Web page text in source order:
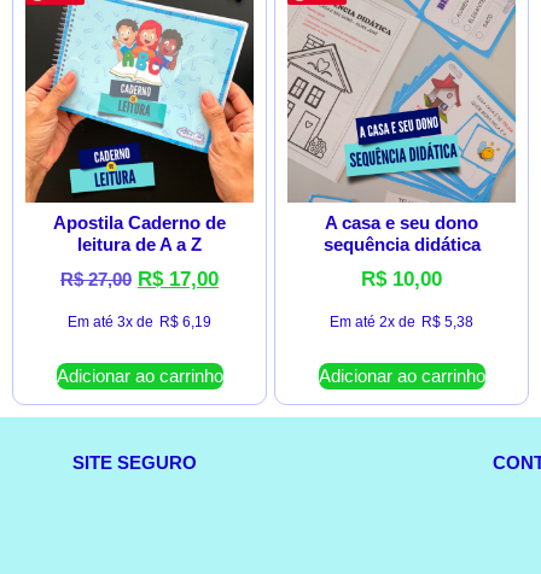
Apostila Caderno de
leitura de A a Z
R$27,00 R$17,00
Em até 3x de R$ 6,19
Adicionar ao carrinho
A casa e seu dono
sequência didática
R$10,00
Em até 2x de R$ 5,38
Adicionar ao carrinho
SITE SEGURO